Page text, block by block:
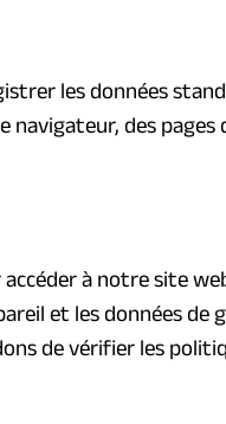
les données
des
à notre site
et les données
de vérifier les